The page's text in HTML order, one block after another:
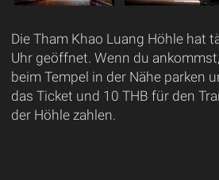
Die Tham Khao Luang Höhle hat
Uhr geöffnet. Wenn du
beim Tempel in der Nähe parken
das Ticket und 10 THB für den
der Höhle zahlen.